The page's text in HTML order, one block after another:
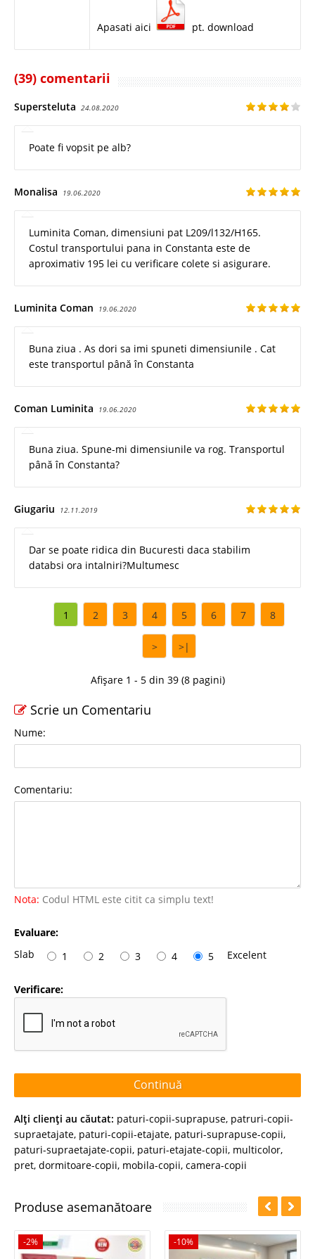
Apasati aici pt. download
(39) comentarii
Supersteluta 24.08.2020
Poate fi vopsit pe alb?
Monalisa 19.06.2020
Luminita Coman, dimensiuni pat L209/l132/H165.
Costul transportului pana in Constanta este de
aproximativ 195 lei cu verificare colete si asigurare.
Luminita Coman 19.06.2020
Buna ziua . As dori sa imi spuneti dimensiunile . Cat
este transportul până în Constanta
Coman Luminita 19.06.2020
Buna ziua. Spune-mi dimensiunile va rog. Transportul
până în Constanta?
Giugariu 12.11.2019
Dar se poate ridica din Bucuresti daca stabilim
databsi ora intalniri?Multumesc
1 2 3 4 5 6 7 8
> >|
Afișare 1 - 5 din 39 (8 pagini)
Scrie un Comentariu
Nume:
Comentariu:
Nota: Codul HTML este citit ca simplu text!
Evaluare:
Slab
1 2 3 4 5 Excelent
Verificare:
Continuă
Alţi clienţi au căutat: paturi-copii-suprapuse, patruri-copii-
supraetajate, paturi-copii-etajate, paturi-suprapuse-copii,
paturi-supraetajate-copii, paturi-etajate-copii, multicolor,
pret, dormitoare-copii, mobila-copii, camera-copii
Produse asemanătoare
-2% -10%